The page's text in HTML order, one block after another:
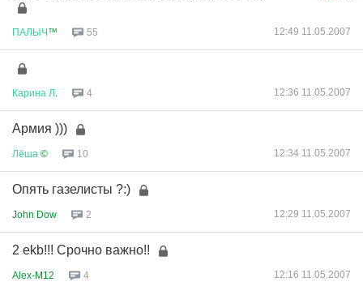
ПАЛЫЧ™ 55 12:49 11.05.2007
Карина Л 4 12:36 11.05.2007
Армия )))
Лёша © 10 12:34 11.05.2007
Опять газелисты ?:)
John Dow 2 12:29 11.05.2007
2 ekb!!! Срочно важно!!
Alex-M12 4 12:16 11.05.2007